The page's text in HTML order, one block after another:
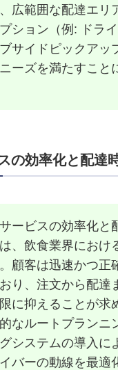
広範囲な配達エリ
ション（例: ドライ
サイドピックアッ
ーズを満たすこと
の効率化と配達
ービスの効率化と
、飲食業界におけ
顧客は迅速かつ正
り、注文から配達
に抑えることが求
なルートプランニ
システムの導入に
イバーの動線を最適